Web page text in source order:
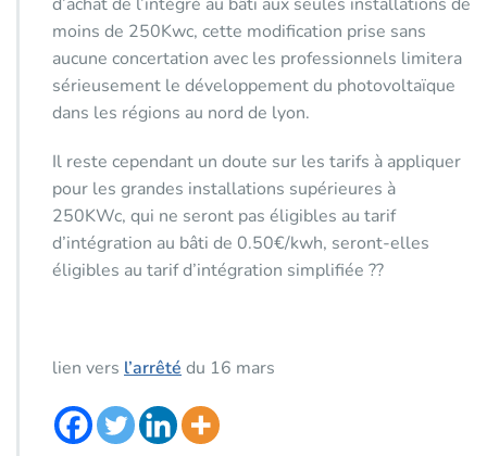
moins de 250Kwc, cette modification prise sans
aucune concertation avec les professionnels limitera
sérieusement le développement du photovoltaïque
dans les régions au nord de lyon.
Il reste cependant un doute sur les tarifs à appliquer
pour les grandes installations supérieures à
250KWc, qui ne seront pas éligibles au tarif
d’intégration au bâti de 0.50€/kwh, seront-elles
éligibles au tarif d’intégration simplifiée ??
lien vers l’arrêté du 16 mars